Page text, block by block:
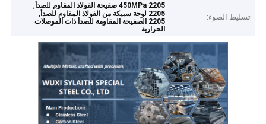
تسليط الضوء:
450MPa 2205 صفيحة الفولاذ المقاوم للصدأ ,
2205 لوحة سبيكة من الفولاذ المقاوم للصدأ ,
2205 الصفيحة المقاومة للصدأ ذات الموصلات
الحرارية